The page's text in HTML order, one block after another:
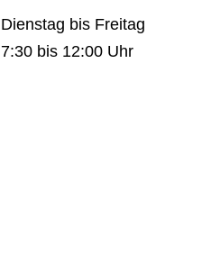
Dienstag bis Freitag
7:30 bis 12:00 Uhr